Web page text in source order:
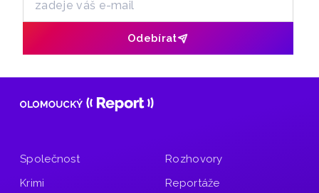
Odebírat
Společnost
Krimi
Rozhovory
Reportáže